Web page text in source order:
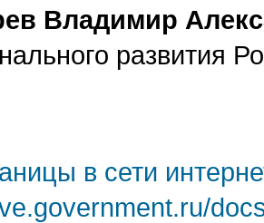
Владимир
развития
в сети